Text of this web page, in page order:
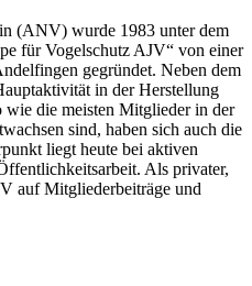
(ANV) wurde 1983 unter dem
für Vogelschutz AJV“ von einer
gegründet. Neben dem
in der Herstellung
die meisten Mitglieder in der
sind, haben sich auch die
liegt heute bei aktiven
Als privater,
auf Mitgliederbeiträge und